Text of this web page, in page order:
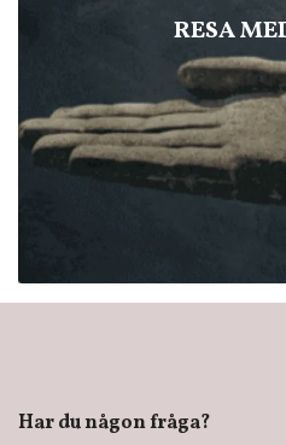
RESA
Har du någon fråga?